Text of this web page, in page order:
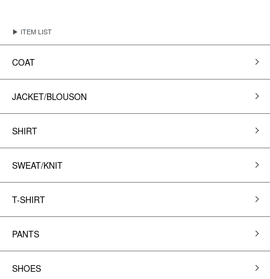
▶ ITEM LIST
COAT
JACKET/BLOUSON
SHIRT
SWEAT/KNIT
T-SHIRT
PANTS
SHOES